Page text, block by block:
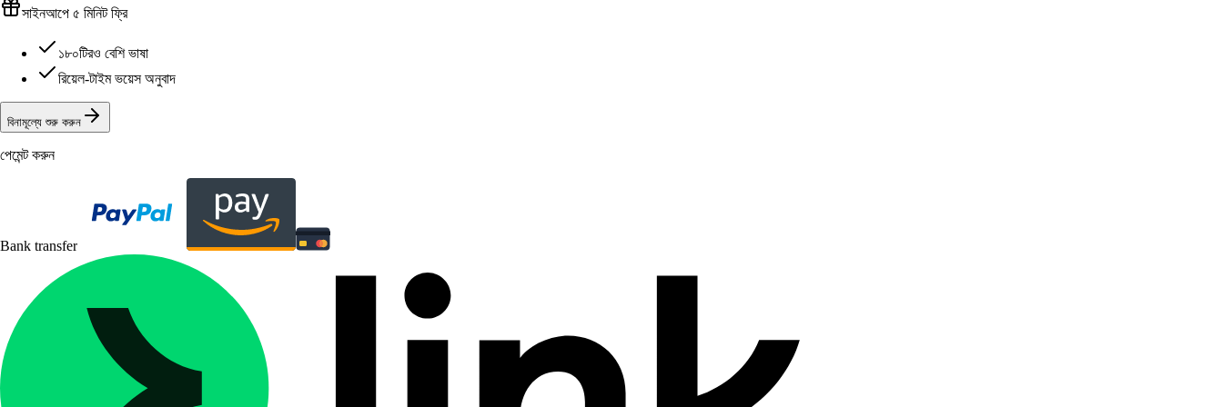
সাইনআপে ৫ মিনিট ফ্রি
১৮০টিরও বেশি ভাষা
রিয়েল-টাইম ভয়েস অনুবাদ
বিনামূল্যে শুরু করুন
পেমেন্ট করুন
Bank transfer